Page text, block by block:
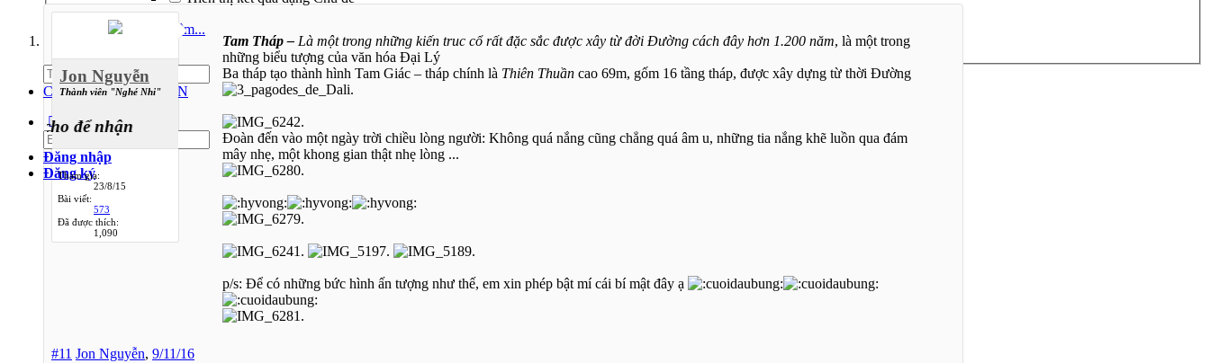
Thêm...
Các Chi Hội CaravanVN
1/10
Đăng nhập
Đăng ký
Jon Nguyễn
Thành viên "Nghé Nhi"
cho để nhận
Tham gia:
23/8/15
Bài viết:
573
Đã được thích:
1,090
Tam Tháp – Là một trong những kiến truc cổ rất đặc sắc được xây từ đời Ðường cách đây hơn 1.200 năm, là một trong
những biểu tượng của văn hóa Đại Lý
Ba tháp tạo thành hình Tam Giác – tháp chính là Thiên Thuần cao 69m, gốm 16 tầng tháp, được xây dựng từ thời Đường
Đoàn đến vào một ngày trời chiều lòng người: Không quá nắng cũng chẳng quá âm u, những tia nắng khẽ luồn qua đám
mây nhẹ, một khong gian thật nhẹ lòng ...
p/s: Để có những bức hình ấn tượng như thế, em xin phép bật mí cái bí mật đây ạ
#11 Jon Nguyễn, 9/11/16